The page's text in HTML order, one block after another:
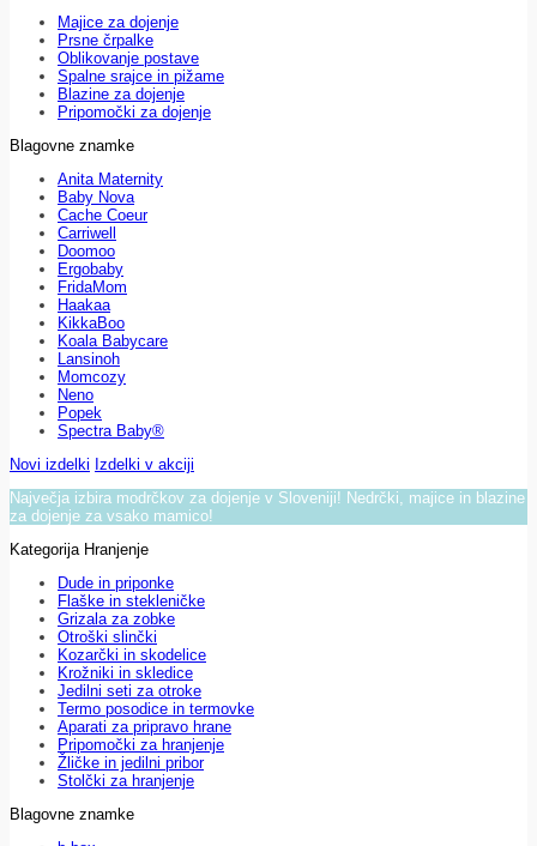
Majice za dojenje
Prsne črpalke
Oblikovanje postave
Spalne srajce in pižame
Blazine za dojenje
Pripomočki za dojenje
Blagovne znamke
Anita Maternity
Baby Nova
Cache Coeur
Carriwell
Doomoo
Ergobaby
FridaMom
Haakaa
KikkaBoo
Koala Babycare
Lansinoh
Momcozy
Neno
Popek
Spectra Baby®
Novi izdelki Izdelki v akciji
Največja izbira modrčkov za dojenje v Sloveniji! Nedrčki, majice in blazine
za dojenje za vsako mamico!
Kategorija Hranjenje
Dude in priponke
Flaške in stekleničke
Grizala za zobke
Otroški slinčki
Kozarčki in skodelice
Krožniki in skledice
Jedilni seti za otroke
Termo posodice in termovke
Aparati za pripravo hrane
Pripomočki za hranjenje
Žličke in jedilni pribor
Stolčki za hranjenje
Blagovne znamke